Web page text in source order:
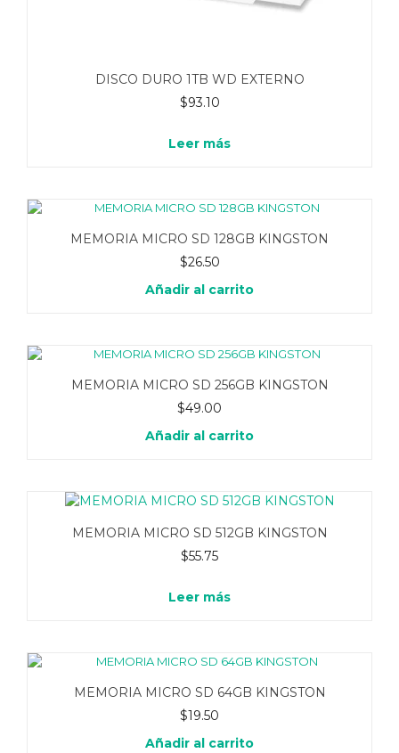
DISCO DURO 1TB WD EXTERNO
$93.10
Leer más
MEMORIA MICRO SD 128GB KINGSTON
$26.50
Añadir al carrito
MEMORIA MICRO SD 256GB KINGSTON
$49.00
Añadir al carrito
MEMORIA MICRO SD 512GB KINGSTON
$55.75
Leer más
MEMORIA MICRO SD 64GB KINGSTON
$19.50
Añadir al carrito